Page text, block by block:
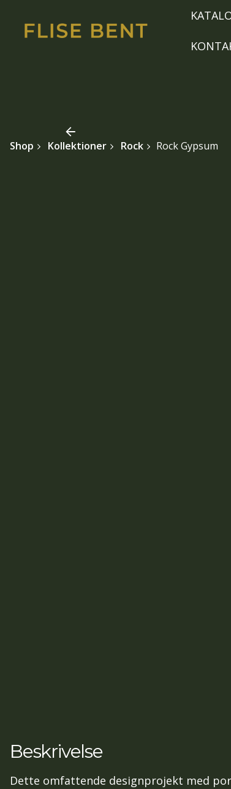
content
Shop Kollektioner Rock Rock Gypsum
Beskrivelse
Dette omfattende designprojekt med